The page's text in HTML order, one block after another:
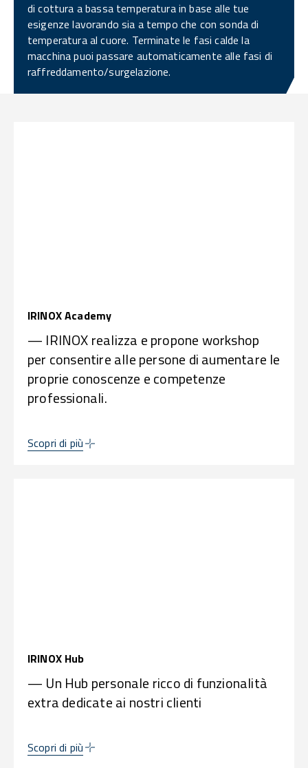
di cottura a bassa temperatura in base alle tue
esigenze lavorando sia a tempo che con sonda di
temperatura al cuore. Terminate le fasi calde la
macchina puoi passare automaticamente alle fasi di
raffreddamento/surgelazione.
IRINOX Academy
— IRINOX realizza e propone workshop
per consentire alle persone di aumentare le
proprie conoscenze e competenze
professionali.
Scopri di più
IRINOX Hub
— Un Hub personale ricco di funzionalità
extra dedicate ai nostri clienti
Scopri di più